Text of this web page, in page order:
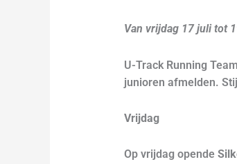
Van vrijdag 17 juli tot
U-Track Running
junioren afmelden.
Vrijdag
Op vrijdag opende